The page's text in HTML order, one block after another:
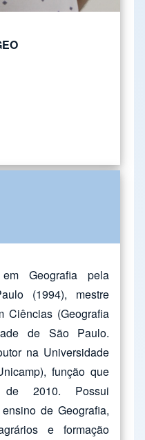
Geografia pela
(1994), mestre
Ciências (Geografia
de São Paulo.
na Universidade
função que
2010. Possui
de Geografia,
e formação